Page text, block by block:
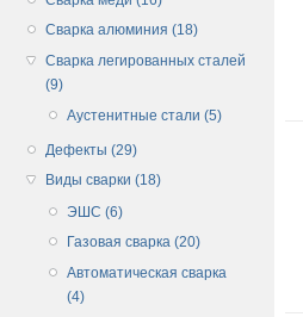
Сварка алюминия (18)
Сварка легированных сталей
(9)
Аустенитные стали (5)
Дефекты (29)
Виды сварки (18)
ЭШС (6)
Газовая сварка (20)
Автоматическая сварка
(4)